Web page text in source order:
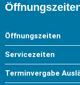
Öffnungszeiten
Servicezeiten
Terminvergabe